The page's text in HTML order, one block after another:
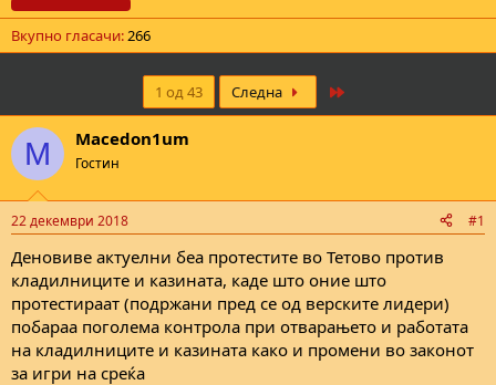
Вкупно гласачи 266
1 од 43 Следна
M Macedon1um
Гостин
22 декември 2018 #1
Деновиве актуелни беа протестите во Тетово против
кладилниците и казината, каде што оние што
протестираат (подржани пред се од верските лидери)
побараа поголема контрола при отварањето и работата
на кладилниците и казината како и промени во законот
за игри на среќа